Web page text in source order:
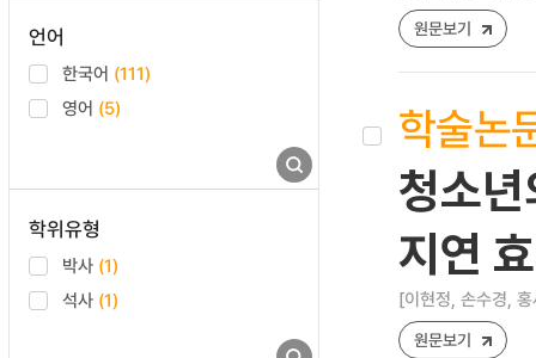
언어
한국어 (111)
영어 (5)
학위유형
박사 (1)
석사 (1)
원문보기
학술논
청소
지연
[이현정, 손수경,
원문보기